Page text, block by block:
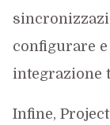
configurare
integrazione
Infine,